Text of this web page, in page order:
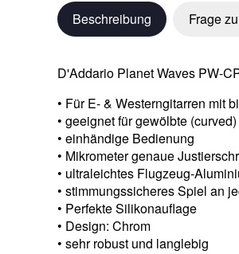
Beschreibung Frage
D'Addario Planet Waves PW-
• Für E- & Westerngitarren mit
• geeignet für gewölbte
• einhändige Bedienung
• Mikrometer genaue
• ultraleichtes Flugzeug-
• stimmungssicheres Spiel an
• Perfekte Silikonauflage
• Design: Chrom
• sehr robust und langlebig